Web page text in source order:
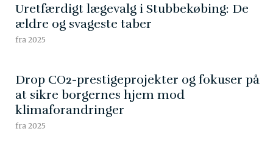
Uretfærdigt lægevalg i Stubbekøbing: De
ældre og svageste taber
fra 2025
Drop CO2-prestigeprojekter og fokuser på
at sikre borgernes hjem mod
klimaforandringer
fra 2025